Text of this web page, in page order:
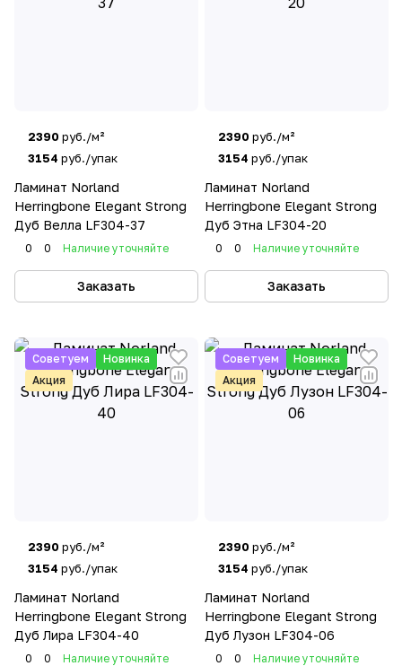
2390 руб./м²
3154 руб./упак
Ламинат Norland
Herringbone Elegant Strong
Дуб Велла LF304-37
0 0 Наличие уточняйте
Заказать
2390 руб./м²
3154 руб./упак
Ламинат Norland
Herringbone Elegant Strong
Дуб Этна LF304-20
0 0 Наличие уточняйте
Заказать
Советуем
Новинка
Акция
2390 руб./м²
3154 руб./упак
Ламинат Norland
Herringbone Elegant Strong
Дуб Лира LF304-40
0 0 Наличие уточняйте
Советуем
Новинка
Акция
2390 руб./м²
3154 руб./упак
Ламинат Norland
Herringbone Elegant Strong
Дуб Лузон LF304-06
0 0 Наличие уточняйте